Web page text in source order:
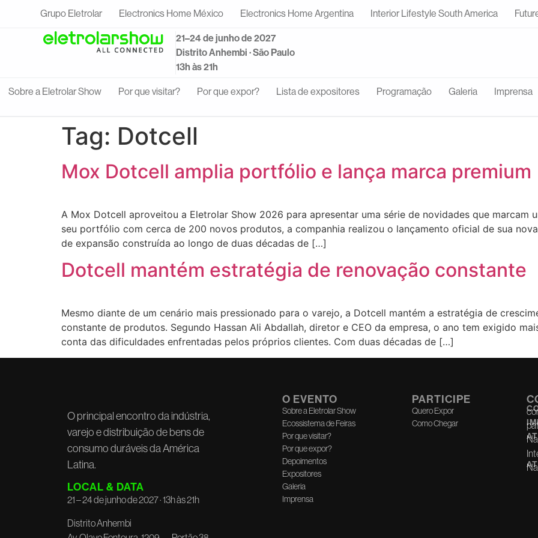
Grupo Eletrolar Electronics Home México Electronics Home Argentina Interior Lifestyle South America
21–24 de junho de 2027
Distrito Anhembi · São Paulo
13h às 21h
Sobre a Eletrolar Show Por que visitar? Por que expor? Lista de expositores Programação Galeria Imprensa
Tag: Dotcell
Mox Dotcell amplia portfólio e lança marca premium
A Mox Dotcell aproveitou a Eletrolar Show 2026 para apresentar uma série de novidades que marcam
seu portfólio com cerca de 200 novos produtos, a companhia realizou o lançamento oficial de sua
de expansão construída ao longo de duas décadas de […]
Dotcell mantém estratégia de renovação constante
Mesmo diante de um cenário mais pressionado para o varejo, a Dotcell mantém a estratégia de
constante de produtos. Segundo Hassan Ali Abdallah, diretor e CEO da empresa, o ano tem exigido
conta das dificuldades enfrentadas pelos próprios clientes. Com duas décadas de […]
O principal encontro da indústria,
varejo e distribuição de bens de
consumo duráveis da América
Latina.
LOCAL & DATA
21 – 24 de junho de 2027 · 13h às 21h
Distrito Anhembi
O EVENTO
Sobre a Eletrolar Show
Ecossistema de Feiras
Por que visitar?
Por que expor?
Depoimentos
Expositores
Galeria
Imprensa
PARTICIPE
Quero Expor
Como Chegar